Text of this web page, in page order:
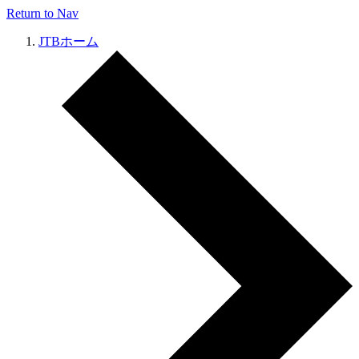
Return to Nav
JTBホーム